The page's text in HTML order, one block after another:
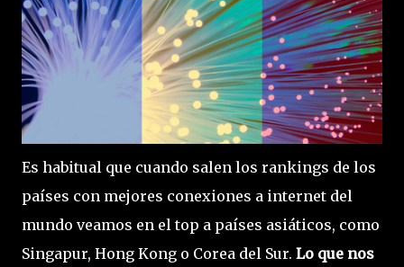
Es habitual que cuando salen los rankings de los
países con mejores conexiones a internet del
mundo veamos en el top a países asiáticos, como
Singapur, Hong Kong o Corea del Sur. Lo que nos